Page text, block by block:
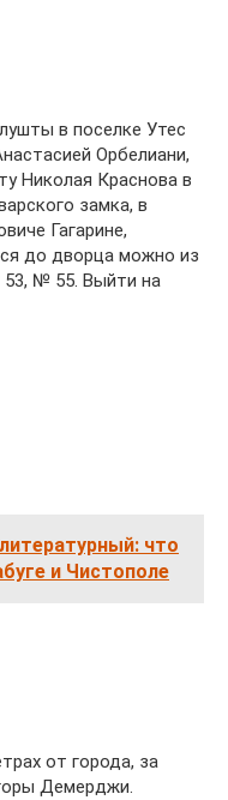
в поселке Утес
Орбелиани,
Николая Краснова в
замка, в
Гагарине,
до дворца можно из
№ 55. Выйти на
что
и Чистополе
от города, за
Демерджи.